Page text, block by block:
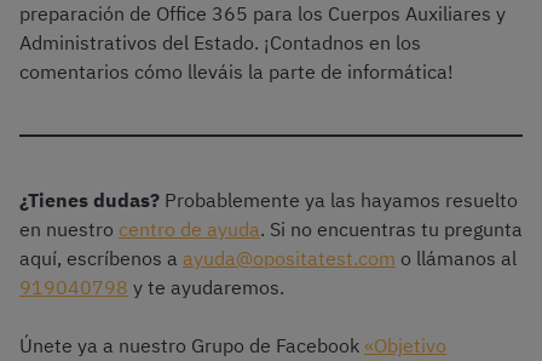
preparación de Office 365 para los Cuerpos Auxiliares y
Administrativos del Estado. ¡Contadnos en los
comentarios cómo lleváis la parte de informática!
¿Tienes dudas? Probablemente ya las hayamos resuelto
en nuestro centro de ayuda. Si no encuentras tu pregunta
aquí, escríbenos a ayuda@opositatest.com o llámanos al
919040798 y te ayudaremos.
Únete ya a nuestro Grupo de Facebook «Objetivo